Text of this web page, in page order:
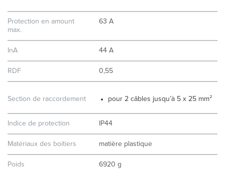
Protection en amount
max.
63 A
InA 44 A
RDF 0,55
Section de raccordement pour 2 câbles jusqu’à 5 x 25 mm²
Indice de protection IP44
Matériaux des boítiers matière plastique
Poids 6920 g